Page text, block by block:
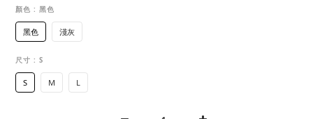
顏色 : 黑色
黑色 淺灰
尺寸 : S
S M L